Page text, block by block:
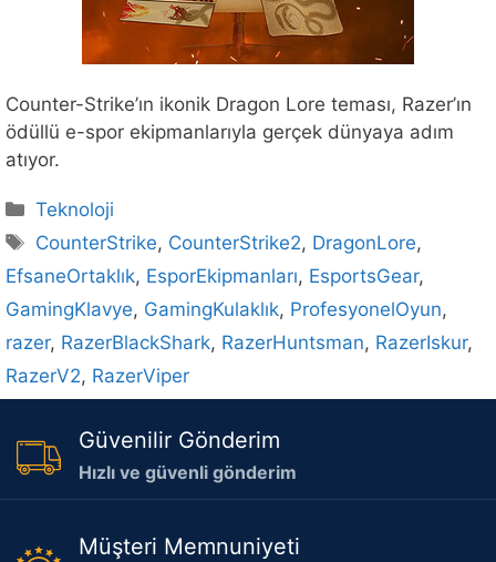
Counter-Strike’ın ikonik Dragon Lore teması, Razer’ın
ödüllü e-spor ekipmanlarıyla gerçek dünyaya adım
atıyor.
Kategoriler
Teknoloji
Etiketler
CounterStrike, CounterStrike2, DragonLore,
EfsaneOrtaklık, EsporEkipmanları, EsportsGear,
GamingKlavye, GamingKulaklık, ProfesyonelOyun,
razer, RazerBlackShark, RazerHuntsman, RazerIskur,
RazerV2, RazerViper
Güvenilir Gönderim
Hızlı ve güvenli gönderim
Müşteri Memnuniyeti